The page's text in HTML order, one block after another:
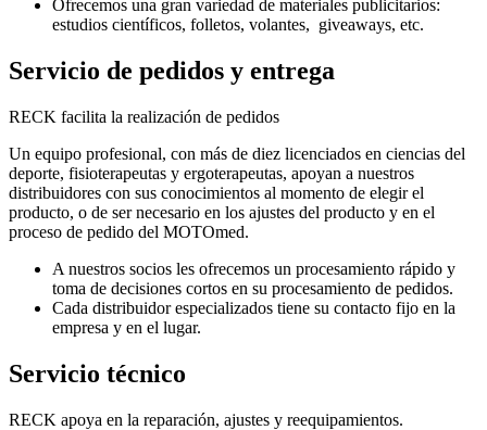
Ofrecemos una gran variedad de materiales publicitarios:
estudios científicos, folletos, volantes, giveaways, etc.
Servicio de pedidos y entrega
RECK facilita la realización de pedidos
Un equipo profesional, con más de diez licenciados en ciencias del
deporte, fisioterapeutas y ergoterapeutas, apoyan a nuestros
distribuidores con sus conocimientos al momento de elegir el
producto, o de ser necesario en los ajustes del producto y en el
proceso de pedido del MOTOmed.
A nuestros socios les ofrecemos un procesamiento rápido y
toma de decisiones cortos en su procesamiento de pedidos.
Cada distribuidor especializados tiene su contacto fijo en la
empresa y en el lugar.
Servicio técnico
RECK apoya en la reparación, ajustes y reequipamientos.